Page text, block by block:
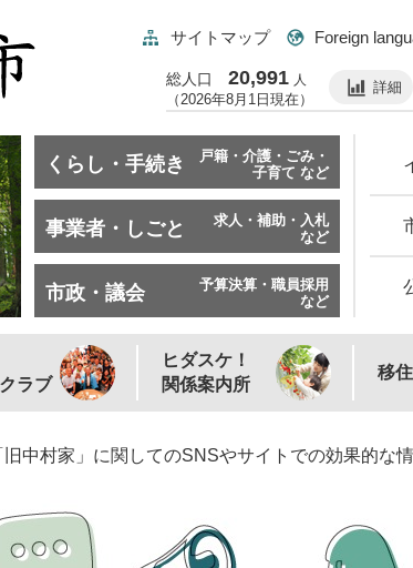
サイトマップ Foreign
総人口 20,991 人
（2026年8月1日現在）
詳細
くらし・手続き
戸籍・介護・ごみ・
子育て など
事業者・しごと
求人・補助・入札
など
市政・議会
予算決算・職員採用
など
ラブ
ヒダスケ！
関係案内所
移住
旧中村家」に関してのSNSやサイトでの効果的な